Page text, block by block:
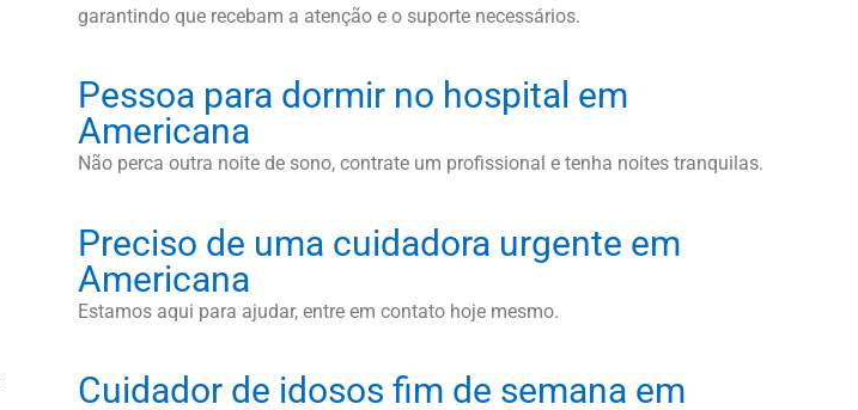
garantindo que recebam a atenção e o suporte necessários.
Pessoa para dormir no hospital em
Americana
Não perca outra noite de sono, contrate um profissional e tenha noites tranquilas.
Preciso de uma cuidadora urgente em
Americana
Estamos aqui para ajudar, entre em contato hoje mesmo.
Cuidador de idosos fim de semana em